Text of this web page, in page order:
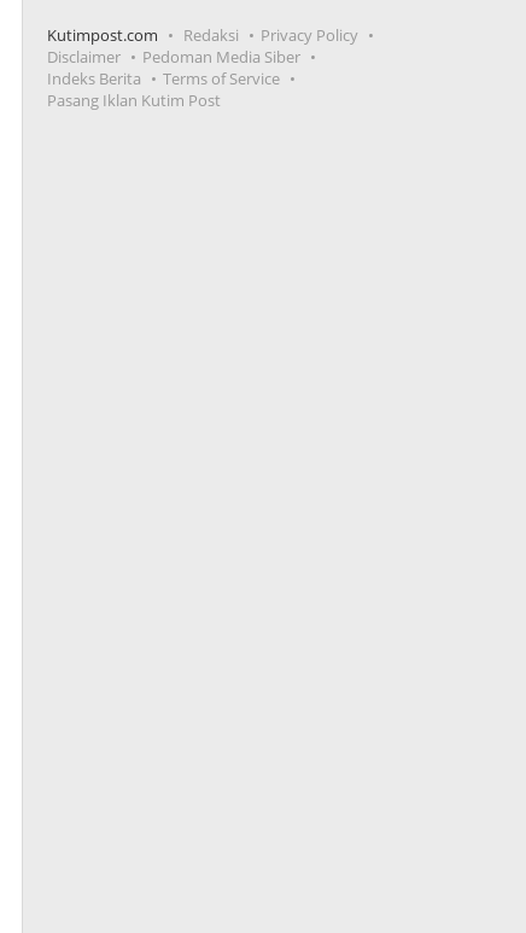
Kutimpost.com Redaksi
Privacy Policy
Disclaimer
Pedoman Media Siber
Indeks Berita
Terms of Service
Pasang Iklan Kutim Post